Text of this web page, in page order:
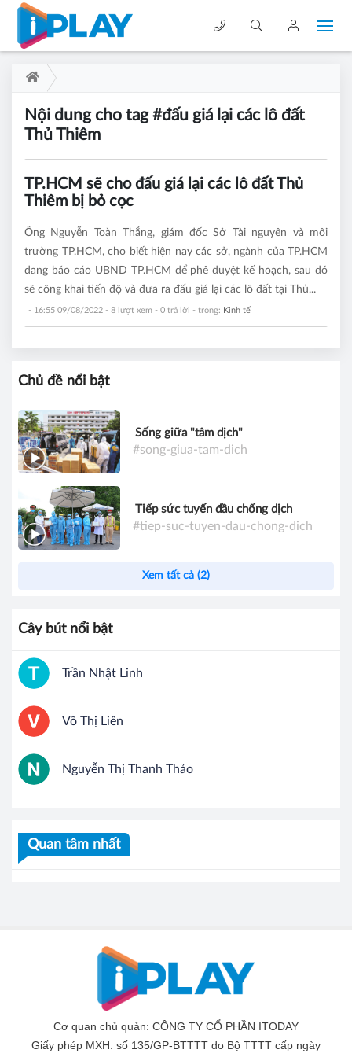
Nội dung cho tag #đấu giá lại các lô đất
Thủ Thiêm
TP.HCM sẽ cho đấu giá lại các lô đất Thủ
Thiêm bị bỏ cọc
Ông Nguyễn Toàn Thắng, giám đốc Sở Tài nguyên và môi
trường TP.HCM, cho biết hiện nay các sở, ngành của TP.HCM
đang báo cáo UBND TP.HCM để phê duyệt kế hoạch, sau đó
sẽ công khai tiến độ và đưa ra đấu giá lại các lô đất tại Thủ...
- 16:55 09/08/2022 - 8 lượt xem - 0 trả lời - trong: Kinh tế
Chủ đề nổi bật
Sống giữa "tâm dịch"
#song-giua-tam-dich
Tiếp sức tuyến đầu chống dịch
#tiep-suc-tuyen-dau-chong-dich
Xem tất cả (2)
Cây bút nổi bật
Trần Nhật Linh
Võ Thị Liên
Nguyễn Thị Thanh Thảo
Quan tâm nhất
Cơ quan chủ quản: CÔNG TY CỔ PHẦN ITODAY
Giấy phép MXH: số 135/GP-BTTTT do Bộ TTTT cấp ngày